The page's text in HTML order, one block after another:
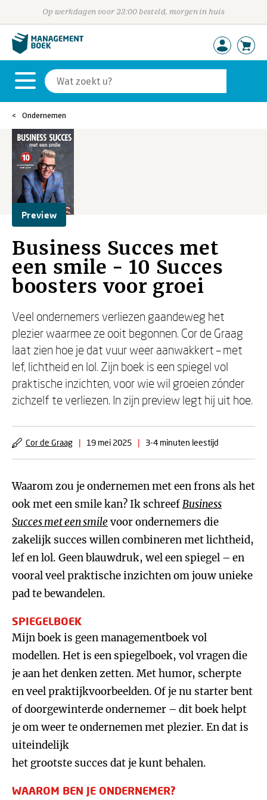
Op werkdagen voor 23:00 besteld, morgen in huis
Ondernemen
Preview
Business Succes met
een smile - 10 Succes
boosters voor groei
Veel ondernemers verliezen gaandeweg het
plezier waarmee ze ooit begonnen. Cor de Graag
laat zien hoe je dat vuur weer aanwakkert – met
lef, lichtheid en lol. Zijn boek is een spiegel vol
praktische inzichten, voor wie wil groeien zónder
zichzelf te verliezen. In zijn preview legt hij uit hoe.
Cor de Graag | 19 mei 2025 | 3-4 minuten leestijd
Waarom zou je ondernemen met een frons als het
ook met een smile kan? Ik schreefBusiness
Succesmet een smile voor ondernemers die
zakelijk succes willen combineren met lichtheid,
lef en lol. Geen blauwdruk, wel een spiegel – en
vooral veel praktische inzichten om jouw unieke
pad te bewandelen.
SPIEGELBOEK
Mijn boek is geen managementboek vol
modellen. Het is een spiegelboek, vol vragen die
je aan het denken zetten. Met humor, scherpte
en veel praktijkvoorbeelden. Of je nu starter bent
of doorgewinterde ondernemer – dit boek helpt
je om weer te ondernemen met plezier. En dat is
uiteindelijk
het grootste succes dat je kunt behalen.
WAAROM BEN JE ONDERNEMER?